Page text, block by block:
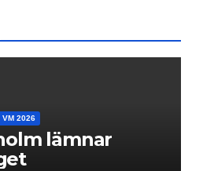
VM 2026
lämnar